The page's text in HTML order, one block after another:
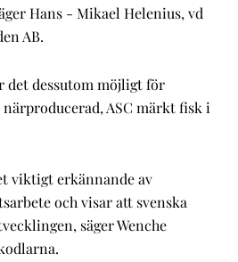
Hans - Mikael Helenius, vd
AB.
det dessutom möjligt för
ASC märkt fisk i
viktigt erkännande av
och visar att svenska
säger Wenche